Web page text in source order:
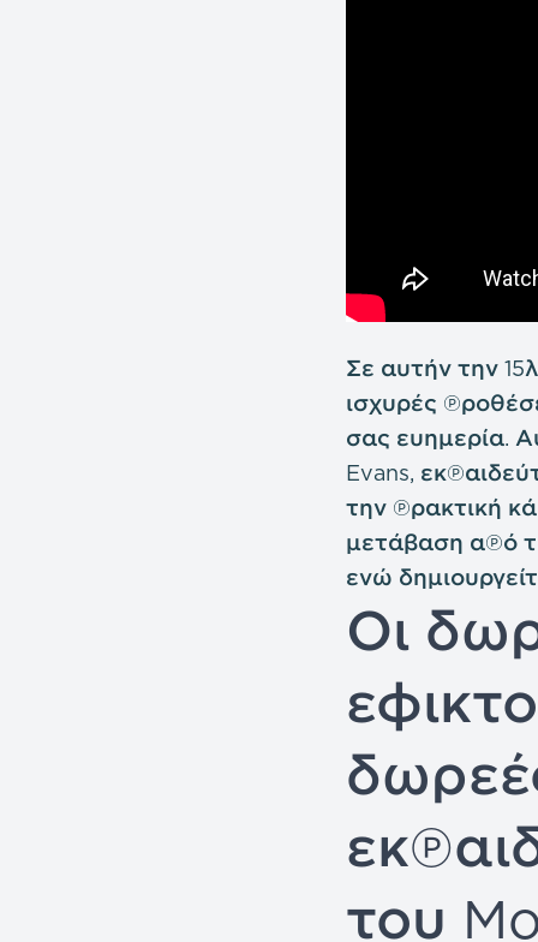
Σε αυτήν την
ισχυρές
σας ευημερία.
Evans,
την πρακτική
μετάβαση από
ενώ
Οι
του